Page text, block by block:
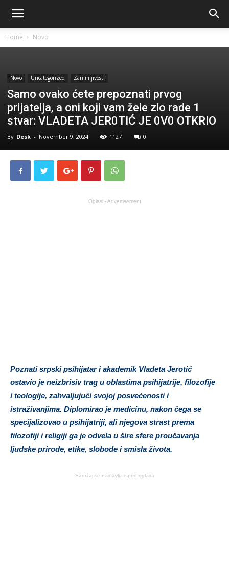
Home Novo
Novo Uncategorized Zanimljivosti
Samo ovako ćete prepoznati prvog
prijatelja, a oni koji vam žele zlo rade 1
stvar: VLADETA JER0TIĆ JE 0V0 OTKRIO
By Desk - November 9, 2024 1127 0
Oglasi - Advertisement
Poznati srpski psihijatar i akademik Vladeta Jerotić
ostavio je neizbrisiv trag u oblastima psihijatrije, filozofije
i teologije, zahvaljujući svojoj posvećenosti i
istraživanjima. Diplomirao je medicinu, nakon čega se
specijalizovao u psihijatriji, ali njegova strast prema
filozofiji i religiji ga je odvela u šire sfere proučavanja
ljudske prirode, etike, slobode i smisla života.
Sadržaj se nastavlja ispod oglasa